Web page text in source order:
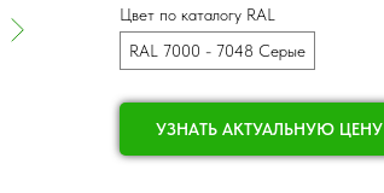
Цвет по каталогу RAL
RAL 7000 - 7048 Серые
УЗНАТЬ АКТУАЛЬНУЮ ЦЕНУ